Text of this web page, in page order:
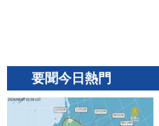
要聞今日熱門